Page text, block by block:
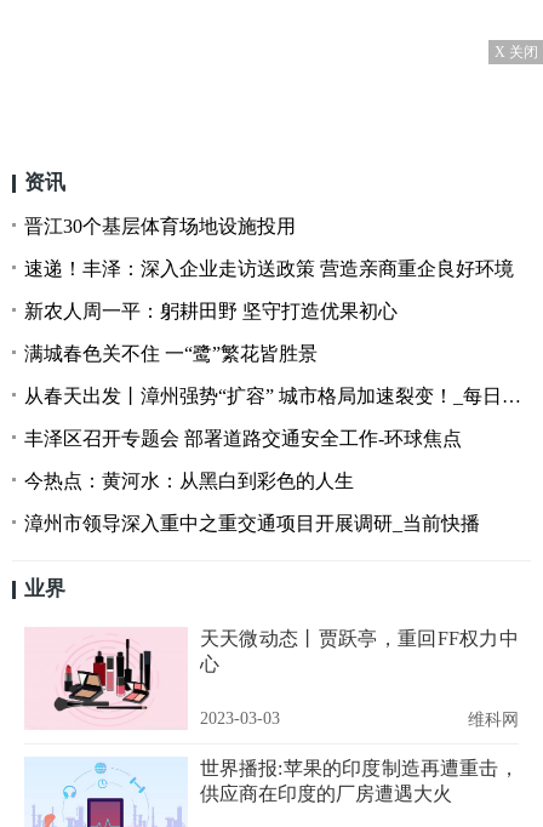
X 关闭
资讯
晋江30个基层体育场地设施投用
速递！丰泽：深入企业走访送政策 营造亲商重企良好环境
新农人周一平：躬耕田野 坚守打造优果初心
满城春色关不住 一“鹭”繁花皆胜景
从春天出发丨漳州强势“扩容” 城市格局加速裂变！_每日观察
丰泽区召开专题会 部署道路交通安全工作-环球焦点
今热点：黄河水：从黑白到彩色的人生
漳州市领导深入重中之重交通项目开展调研_当前快播
业界
天天微动态丨贾跃亭，重回FF权力中
心
2023-03-03 维科网
世界播报:苹果的印度制造再遭重击，
供应商在印度的厂房遭遇大火